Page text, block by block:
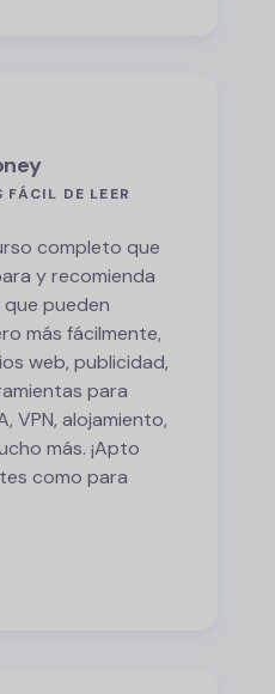
FÁCIL DE LEER
completo que
y recomienda
pueden
más fácilmente,
web, publicidad,
para
VPN, alojamiento,
más. ¡Apto
como para